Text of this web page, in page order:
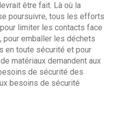
être fait. Là où la
poursuivre, tous les efforts
limiter les contacts face
pour emballer les déchets
en toute sécurité et pour
matériaux demandent aux
de sécurité des
besoins de sécurité